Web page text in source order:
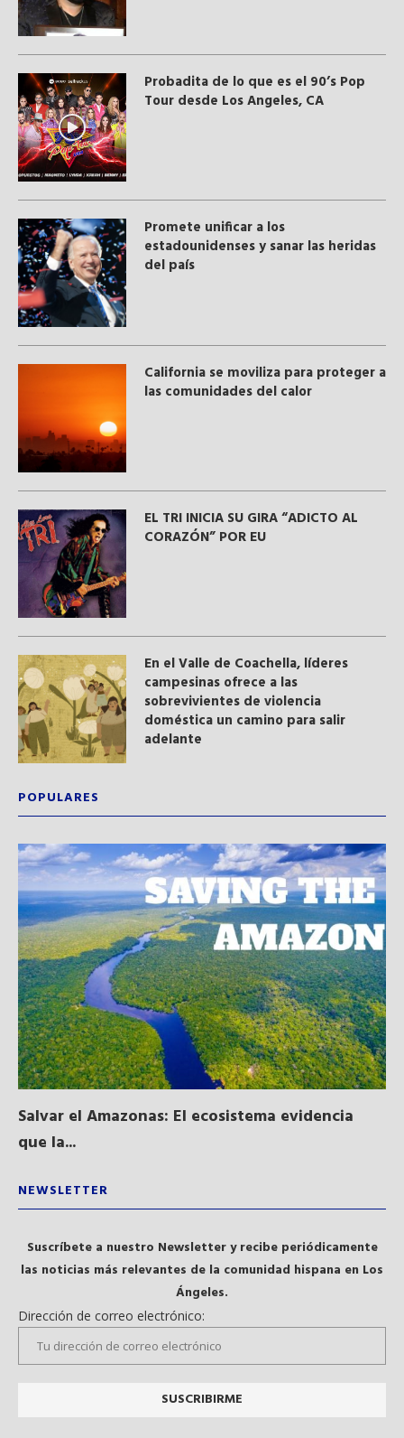
Probadita de lo que es el 90’s Pop
Tour desde Los Angeles, CA
Promete unificar a los
estadounidenses y sanar las heridas
del país
California se moviliza para proteger a
las comunidades del calor
EL TRI INICIA SU GIRA “ADICTO AL
CORAZÓN” POR EU
En el Valle de Coachella, líderes
campesinas ofrece a las
sobrevivientes de violencia
doméstica un camino para salir
adelante
POPULARES
Salvar el Amazonas: El ecosistema evidencia
que la...
NEWSLETTER
Suscríbete a nuestro Newsletter y recibe periódicamente
las noticias más relevantes de la comunidad hispana en Los
Ángeles.
Dirección de correo electrónico: